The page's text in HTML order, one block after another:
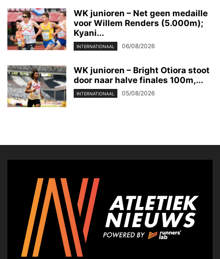
WK junioren – Net geen medaille
voor Willem Renders (5.000m);
Kyani...
INTERNATIONAAL 06/08/2026
WK junioren – Bright Otiora stoot
door naar halve finales 100m,...
INTERNATIONAAL 05/08/2026